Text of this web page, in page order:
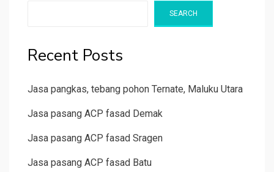
SEARCH
Recent Posts
Jasa pangkas, tebang pohon Ternate, Maluku Utara
Jasa pasang ACP fasad Demak
Jasa pasang ACP fasad Sragen
Jasa pasang ACP fasad Batu